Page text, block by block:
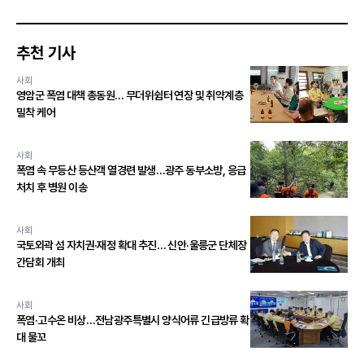
추천 기사
사회
영암군 폭염 대책 총동원… 무더위쉼터 연장 및 취약계층
밀착 케어
사회
폭염 속 무등산 등산객 열경련 발생…광주 동부소방, 응급
처치 후 병원 이송
사회
국토외곽 섬 자치권·재정 확대 추진… 신안·울릉군 단체장
간담회 개최
사회
폭염·고수온 비상…전남광주특별시 양식어류 긴급방류 확
대 물꼬